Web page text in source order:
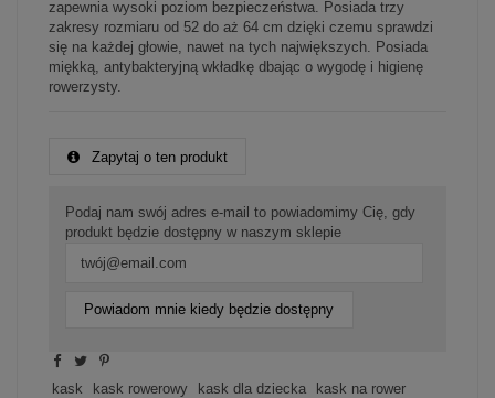
zapewnia wysoki poziom bezpieczeństwa. Posiada trzy
zakresy rozmiaru od 52 do aż 64 cm dzięki czemu sprawdzi
się na każdej głowie, nawet na tych największych. Posiada
miękką, antybakteryjną wkładkę dbając o wygodę i higienę
rowerzysty.
Zapytaj o ten produkt
Podaj nam swój adres e-mail to powiadomimy Cię, gdy
produkt będzie dostępny w naszym sklepie
Powiadom mnie kiedy będzie dostępny
kask kask rowerowy kask dla dziecka
kask na rower